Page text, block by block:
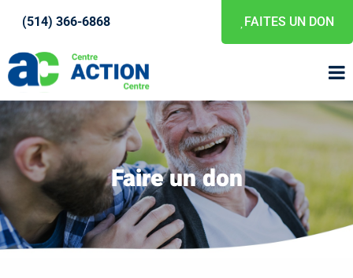
(514) 366-6868 FAITES UN DON
Faire un don